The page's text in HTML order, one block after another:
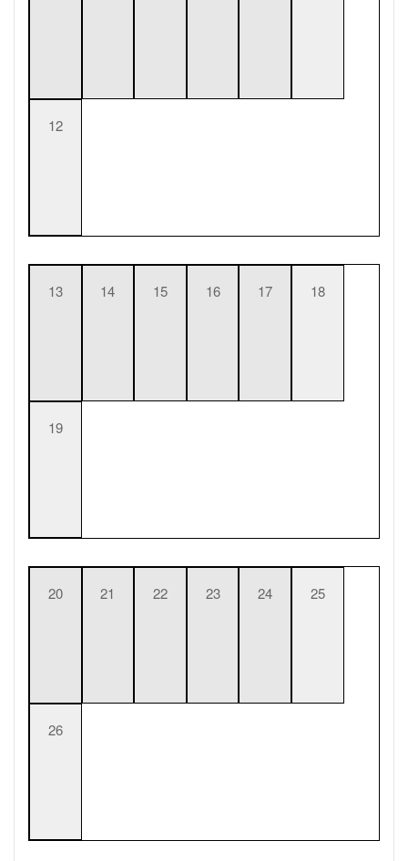
12
13 14 15 16 17 18
19
20 21 22 23 24 25
26